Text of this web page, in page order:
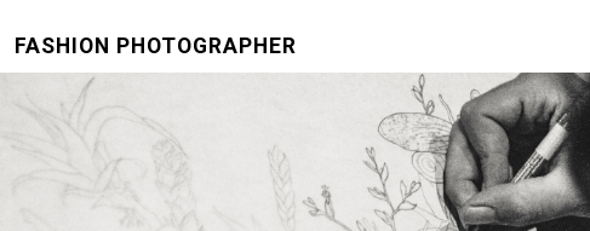
FASHION PHOTOGRAPHER